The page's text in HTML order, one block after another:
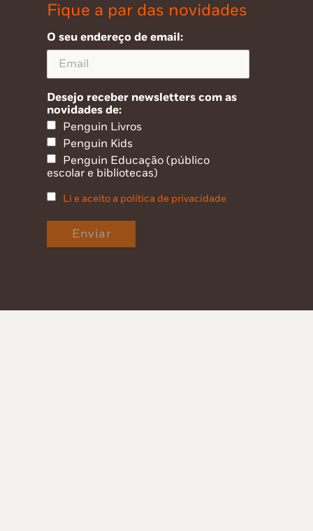
Fique a par das novidades
O seu endereço de email:
Desejo receber newsletters com as
novidades de:
Penguin Livros
Penguin Kids
Penguin Educação (público
escolar e bibliotecas)
Li e aceito a política de privacidade